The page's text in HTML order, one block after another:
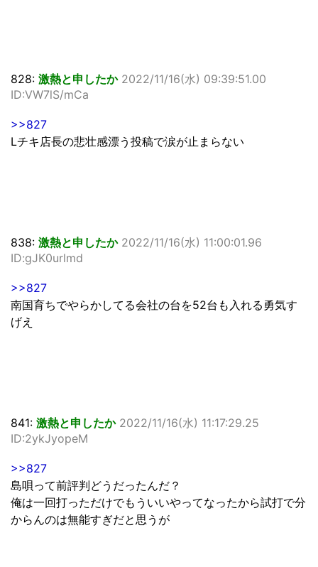
828: 激熱と申したか 2022/11/16(水) 09:39:51.00
ID:VW7lS/mCa
>>827
Lチキ店長の悲壮感漂う投稿で涙が止まらない
838: 激熱と申したか 2022/11/16(水) 11:00:01.96
ID:gJK0urlmd
>>827
南国育ちでやらかしてる会社の台を52台も入れる勇気す
げえ
841: 激熱と申したか 2022/11/16(水) 11:17:29.25
ID:2ykJyopeM
>>827
島唄って前評判どうだったんだ？
俺は一回打っただけでもういいやってなったから試打で分
からんのは無能すぎだと思うが